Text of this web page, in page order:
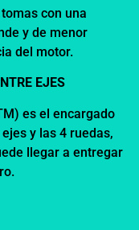
con una
y de menor
del motor.
EJES
es el encargado
y las 4 ruedas,
llegar a entregar